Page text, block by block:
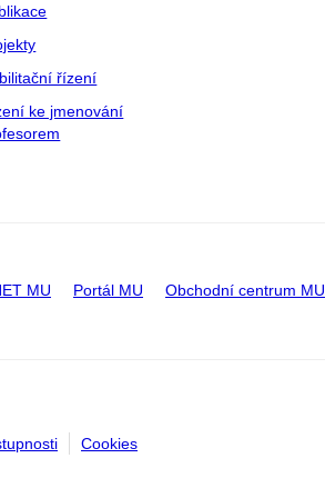
řízení
ke jmenování
MU Portál MU Obchodní centrum MU
Cookies